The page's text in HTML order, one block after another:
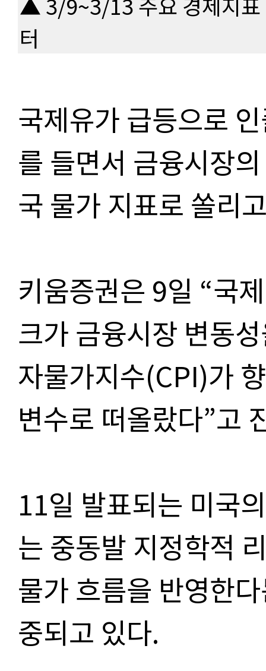
터
국제유가 급등으로
를 들면서 금융시장
국 물가 지표로 쏠리
키움증권은 9일 “국
크가 금융시장 변동
자물가지수(CPI)가
변수로 떠올랐다”고
11일 발표되는 미국
는 중동발 지정학적
물가 흐름을 반영한
중되고 있다.